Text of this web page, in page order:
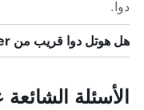
دوا.
هل هوتل دوا قريب من Pier-2 Art Center؟
الأسئلة